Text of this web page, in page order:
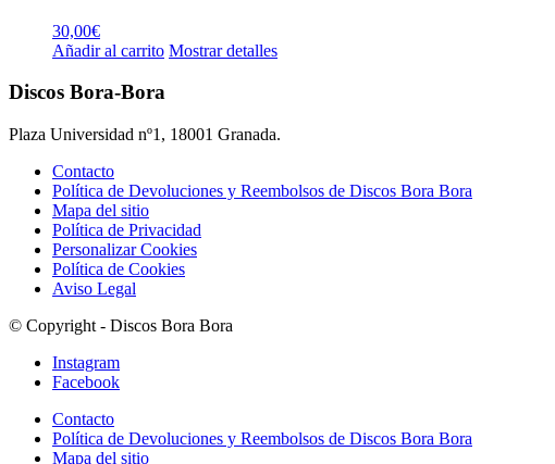
30,00€
Añadir al carrito Mostrar detalles
Discos Bora-Bora
Plaza Universidad nº1, 18001 Granada.
Contacto
Política de Devoluciones y Reembolsos de Discos Bora Bora
Mapa del sitio
Política de Privacidad
Personalizar Cookies
Política de Cookies
Aviso Legal
© Copyright - Discos Bora Bora
Instagram
Facebook
Contacto
Política de Devoluciones y Reembolsos de Discos Bora Bora
Mapa del sitio